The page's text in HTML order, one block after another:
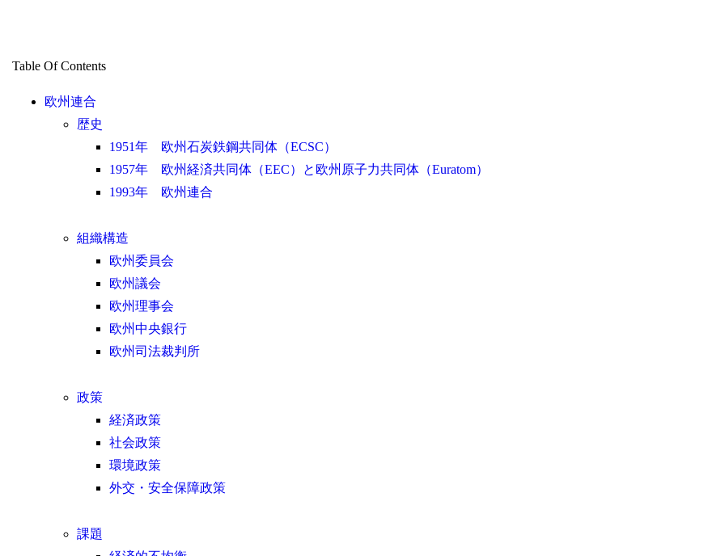
Table Of Contents
欧州連合
歴史
1951年 欧州石炭鉄鋼共同体（ECSC）
1957年 欧州経済共同体（EEC）と欧州原子力共同体（Euratom）
1993年 欧州連合
組織構造
欧州委員会
欧州議会
欧州理事会
欧州中央銀行
欧州司法裁判所
政策
経済政策
社会政策
環境政策
外交・安全保障政策
課題